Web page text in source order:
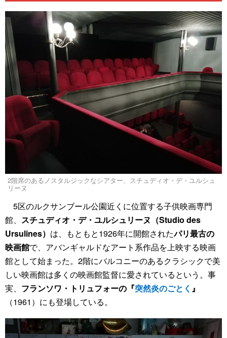
2階席のあるノスタルジックなシアター、スチュディオ・デ・ユルシュ
リーヌ
5区のルクサンブール公園近くに位置する子供映画専門
館、 スチュディオ・デ・ユルシュリーヌ（Studio des
Ursulines） は、もともと1926年に開館されたパリ最古の
映画館で、アバンギャルドなアート系作品を上映する映画
館として始まった。2階にバルコニーのあるクラシックで美
しい映画館は多くの映画館監督に愛されているという。事
実、 フランソワ・トリュフォーの『突然炎のごとく 』
（1961）にも登場している。